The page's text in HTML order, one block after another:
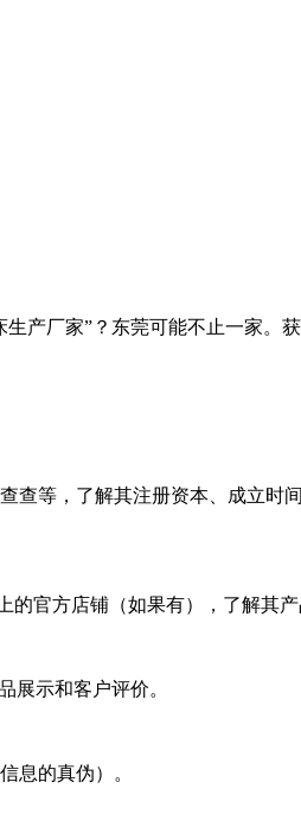
产厂家”？东莞可能不止一家。
查等，了解其注册资本、成立
官方店铺（如果有），了解其
展示和客户评价。
息的真伪）。